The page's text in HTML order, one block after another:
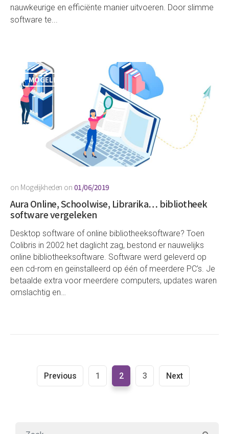
nauwkeurige en efficiënte manier uitvoeren. Door slimme
software te...
MOGELIJKHEDEN
on Mogelijkheden on 01/06/2019
Aura Online, Schoolwise, Librarika… bibliotheek
software vergeleken
Desktop software of online bibliotheeksoftware? Toen
Colibris in 2002 het daglicht zag, bestond er nauwelijks
online bibliotheeksoftware. Software werd geleverd op
een cd-rom en geïnstalleerd op één of meerdere PC’s. Je
betaalde extra voor meerdere computers, updates waren
omslachtig en…
Previous 1 2 3 Next